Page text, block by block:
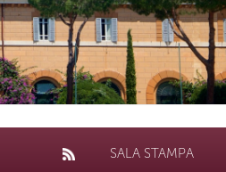
SALA STAMPA